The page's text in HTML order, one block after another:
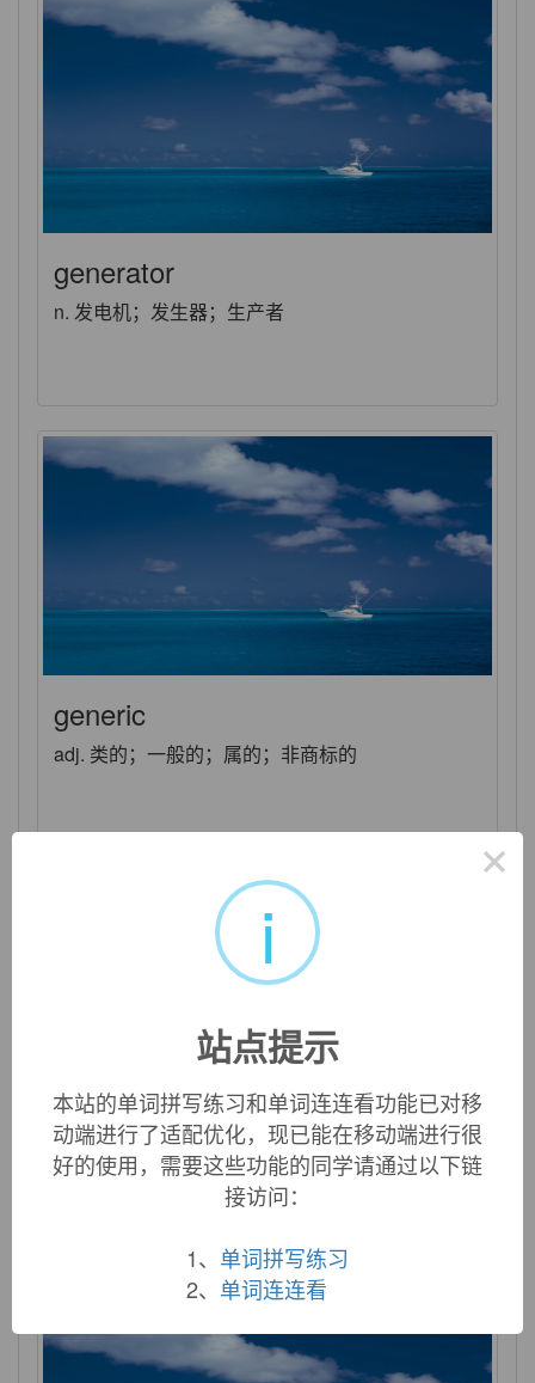
generator
n. 发电机；发生器；生产者
generic
adj. 类的；一般的；属的；非商标的
generosity
n. 慷慨，大方；宽宏大量
×
i
站点提示
本站的单词拼写练习和单词连连看功能已对移
动端进行了适配优化，现已能在移动端进行很
好的使用，需要这些功能的同学请通过以下链
接访问：
1、 单词拼写练习
2、 单词连连看